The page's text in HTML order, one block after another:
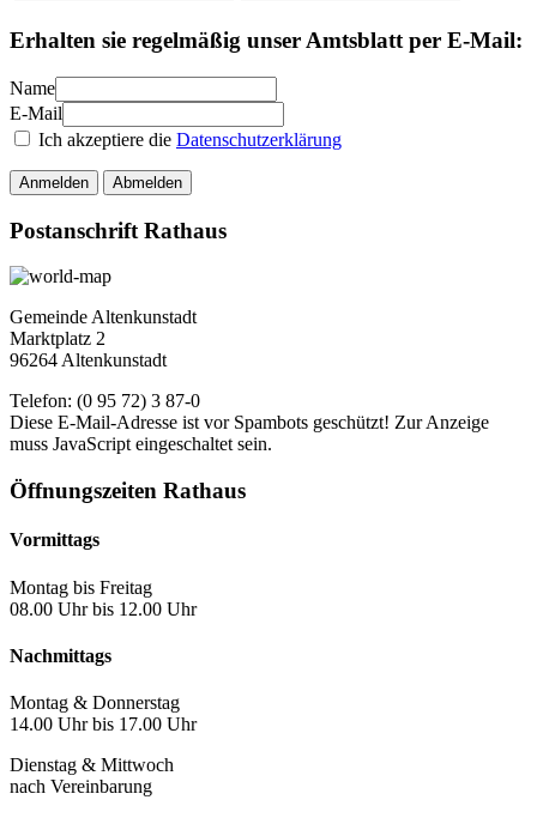
Erhalten sie regelmäßig unser Amtsblatt per E-Mail:
Name
E-Mail
Ich akzeptiere die Datenschutzerklärung
Anmelden Abmelden
Postanschrift Rathaus
Gemeinde Altenkunstadt
Marktplatz 2
96264 Altenkunstadt
Telefon: (0 95 72) 3 87-0
Diese E-Mail-Adresse ist vor Spambots geschützt! Zur Anzeige
muss JavaScript eingeschaltet sein.
Öffnungszeiten Rathaus
Vormittags
Montag bis Freitag
08.00 Uhr bis 12.00 Uhr
Nachmittags
Montag & Donnerstag
14.00 Uhr bis 17.00 Uhr
Dienstag & Mittwoch
nach Vereinbarung